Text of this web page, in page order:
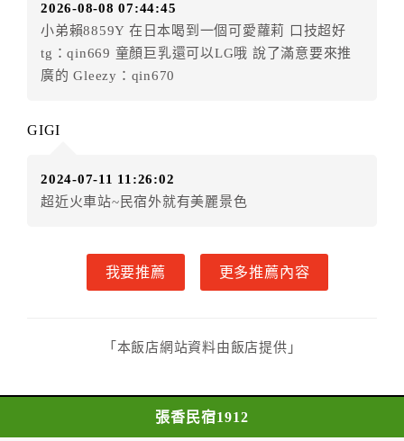
甲、乙雙方同意本契約之付款方式依乙方提供方
式。
第六條（定金或預收房價總金額之收取）
乙方接受甲方訂房後，甲方入住前，乙方預收取總
第七條（甲方解約時定金之退還）
準返還已繳之定金金額：
一、甲方解約通知於預定住宿日前第十四日以前到達
達者，得請求乙方退還已付定金百分之七十。
三、甲方解約通知於預定住宿日前第七日至第九日到達
者，得請求乙方退還已付定金百分之四十。
者，得請求乙方退還已付定金百分之三十。
六、甲方解約通知於預定住宿日前第一日到達者，得請
2026-08-08 07:44:45
小弟賴8859Y 在日本喝到一個可愛蘿莉 口技超好
tg：qin669 童顏巨乳還可以LG哦 說了滿意要來推
廣的 Gleezy：qin670
GIGI
2024-07-11 11:26:02
超近火車站~民宿外就有美麗景色
我要推薦 更多推薦內容
「本飯店網站資料由飯店提供」
張香民宿1912